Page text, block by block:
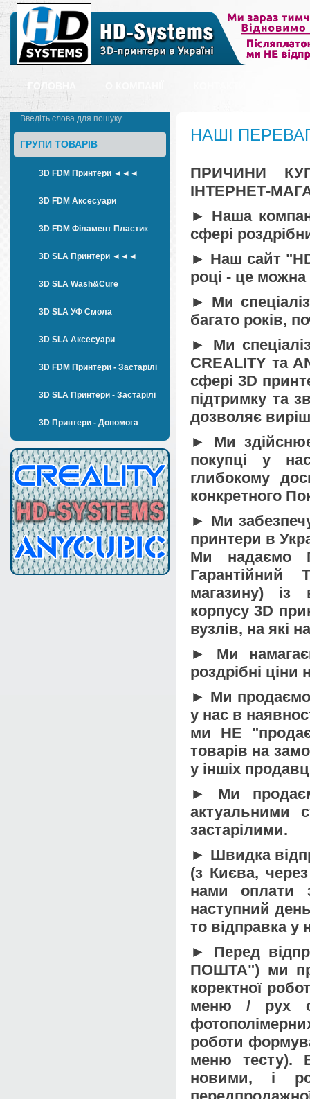
ГОЛОВНА
ГРУПИ ТОВАРІВ
3D FDM Принтери ◄◄◄
3D FDM Аксесуари
3D FDM Філамент Пластик
3D SLA Принтери ◄◄◄
3D SLA Wash&Cure
3D SLA УФ Смола
3D SLA Аксесуари
3D FDM Принтери - Застарілі
3D SLA Принтери - Застарілі
3D Принтери - Допомога
НАШІ
ПРИЧИНИ
ІНТЕРНЕТ-
► Наша
сфері
► Наш сайт
році - це
► Ми
багато років,
► Ми
CREALITY та
сфері 3D
підтримку та
дозволяє
► Ми
покупці у
глибокому
конкретного
► Ми
принтери в
Ми надаємо
Гарантійний
магазину) із
корпусу 3D
вузлів, на які
► Ми
роздрібні
► Ми продаємо
у нас в
ми НЕ
товарів на
у іншіх
► Ми
актуальними
застарілими.
► Швидка
(з Києва,
нами оплати
наступний
то відправка
► Перед
ПОШТА") ми
коректної
меню / рух
роботи
меню тесту).
новими, і